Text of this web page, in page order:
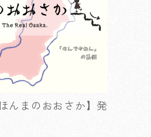
んまのおおさか】発